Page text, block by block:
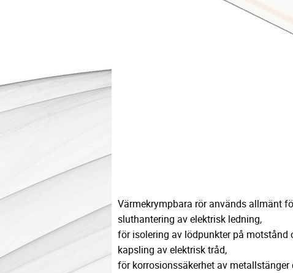
Värmekrympbara rör används allmänt
sluthantering av elektrisk ledning,
för isolering av lödpunkter på motstånd
kapsling av elektrisk tråd,
för korrosionssäkerhet av